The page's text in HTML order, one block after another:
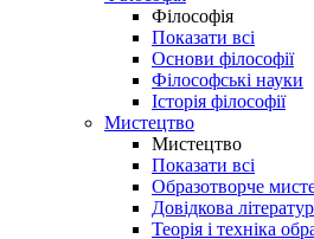
Філософія
Показати всі
Основи філософії
Філософські науки
Історія філософії
Мистецтво
Мистецтво
Показати всі
Образотворче
Довідкова
Теорія і техніка